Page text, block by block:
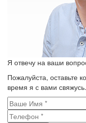
Я отвечу на ваши
Пожалуйста, оставьте
время я с вами свяжусь.